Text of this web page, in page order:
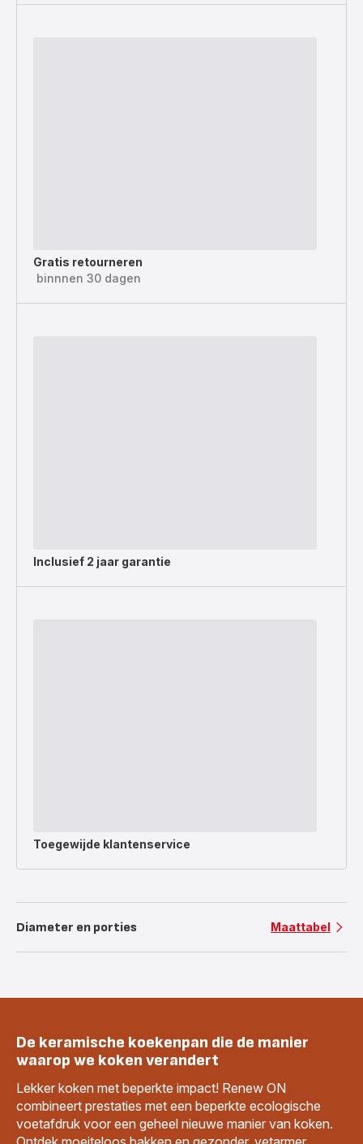
Gratis retourneren
binnnen 30 dagen
Inclusief 2 jaar garantie
Toegewijde klantenservice
Diameter en porties Maattabel
De keramische koekenpan die de manier
waarop we koken verandert
Lekker koken met beperkte impact! Renew ON
combineert prestaties met een beperkte ecologische
voetafdruk voor een geheel nieuwe manier van koken.